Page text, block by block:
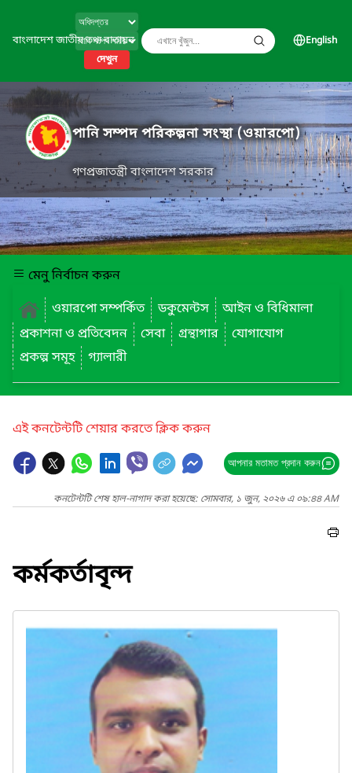
বাংলাদেশ জাতীয় তথ্য বাতায়ন
দেখুন
English
পানি সম্পদ পরিকল্পনা সংস্থা (ওয়ারপো)
গণপ্রজাতন্ত্রী বাংলাদেশ সরকার
মেনু নির্বাচন করুন
ওয়ারপো সম্পর্কিত
ডকুমেন্টস
আইন ও বিধিমালা
প্রকাশনা ও প্রতিবেদন
সেবা গ্রন্থাগার
যোগাযোগ
প্রকল্প সমূহ
গ্যালারী
এই কনটেন্টটি শেয়ার করতে ক্লিক করুন
আপনার মতামত প্রদান করুন
কনটেন্টটি শেষ হাল-নাগাদ করা হয়েছে: সোমবার, ১ জুন, ২০২৬ এ ০৯:৪৪ AM
কর্মকর্তাবৃন্দ